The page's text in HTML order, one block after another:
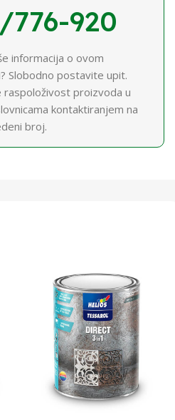
776-920
informacija o ovom
Slobodno postavite upit.
proizvoda u
kontaktiranjem na
broj.